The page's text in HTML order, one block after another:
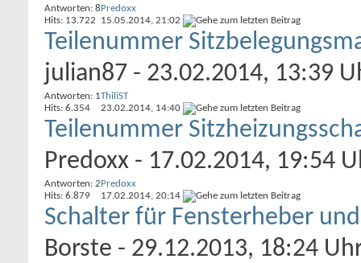
Antworten: 8
Hits: 13.722
Predoxx
15.05.2014, 21:02
Teilenummer
julian87 - 23.02.2014, 13:39
Antworten: 1
Hits: 6.354
ThiliST
23.02.2014, 14:40
Teilenummer
Predoxx - 17.02.2014, 19:54
Antworten: 2
Hits: 6.879
Predoxx
17.02.2014, 20:14
Schalter für Fensterheber
Borste - 29.12.2013, 18:24